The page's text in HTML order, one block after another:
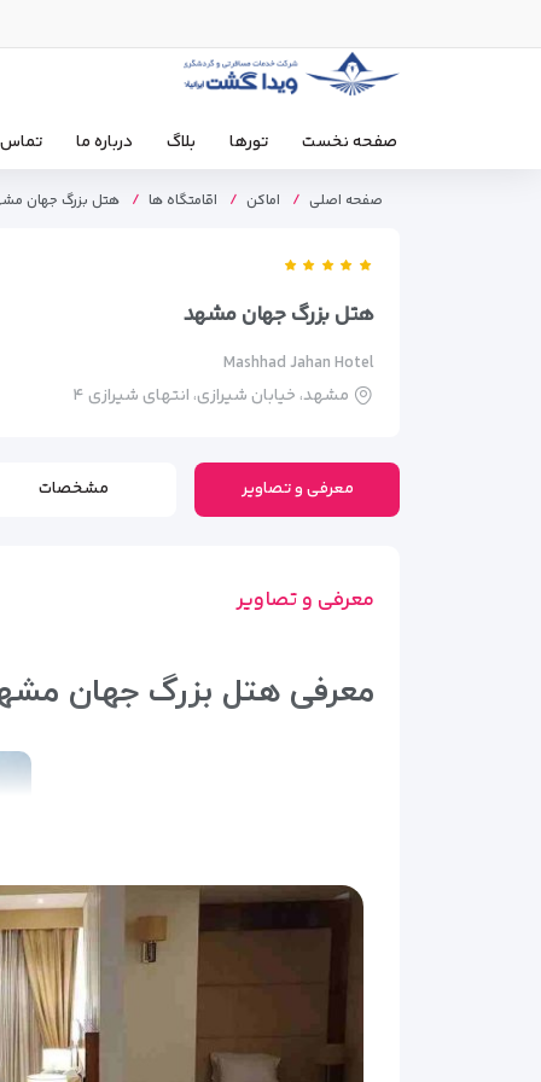
صفحه نخست تورها بلاگ درباره ما تماس
صفحه اصلی اماکن اقامتگاه ها هتل بزرگ جهان
هتل بزرگ جهان مشهد
Mashhad Jahan Hotel
مشهد، خیابان شیرازی، انتهای شیرازی ۴
معرفی و تصاویر مشخصات
معرفی و تصاویر
معرفی هتل بزرگ جهان